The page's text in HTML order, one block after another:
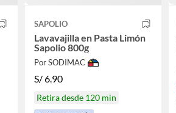
SAPOLIO
Lavavajilla en Pasta Limón
Sapolio 800g
Por SODIMAC
S/6.90
Retira desde 120 min